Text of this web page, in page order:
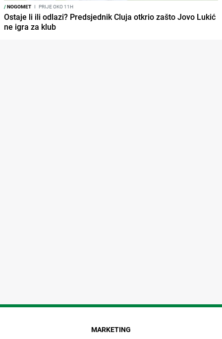
/NOGOMET I PRIJE OKO 11H
Ostaje li ili odlazi? Predsjednik Cluja otkrio zašto Jovo Lukić
ne igra za klub
MARKETING